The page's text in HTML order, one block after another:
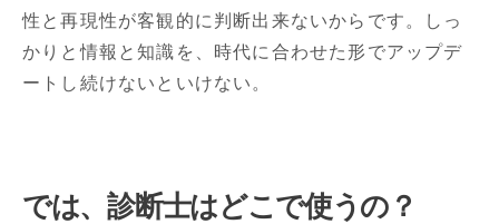
性と再現性が客観的に判断出来ないからです。しっ
かりと情報と知識を、時代に合わせた形でアップデ
ートし続けないといけない。
では、診断士はどこで使うの？